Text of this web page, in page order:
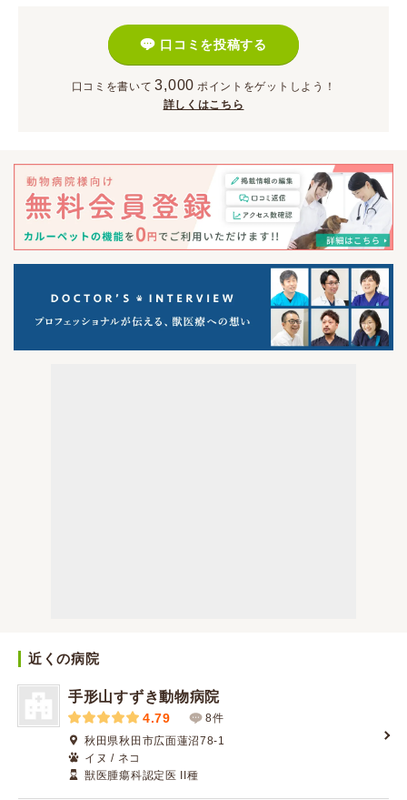
口コミを投稿する
口コミを書いて 3,000 ポイント をゲットしよう！
詳しくはこちら
近くの病院
手形山すずき動物病院
4.79
8件
秋田県秋田市広面蓮沼78-1
イヌ / ネコ
獣医腫瘍科認定医 II種